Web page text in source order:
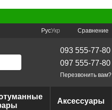
РусУкр Сравнение
093 555-77-80
097 555-77-80
Перезвонить вам?
Аксессуары